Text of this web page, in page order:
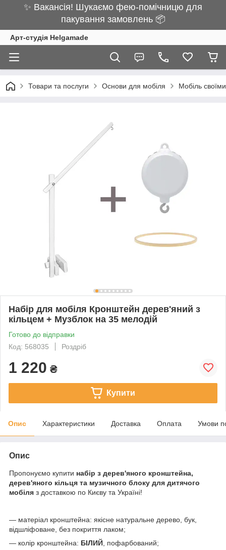
✨ Вакансія! Шукаємо фею-помічницю для
пакування замовлень 📦
Арт-студія Helgamade
Товари та послуги Основи для мобіля Мобіль
Набір для мобіля Кронштейн дерев'яний з
кільцем + Музблок на 35 мелодій
Готово до відправки
Код: 568035
Роздріб
1 220 ₴
Купити
Опис Характеристики Доставка Оплата Умови
Опис
Пропонуємо купити набір з дерев'яного кронштейна,
дерев'яного кільця та музичного блоку для дитячого
мобіля з доставкою по Києву та Україні!
— матеріал кронштейна: якісне натуральне дерево, бук,
відшліфоване, без покриття лаком;
— колір кронштейна: БІЛИЙ , пофарбований;